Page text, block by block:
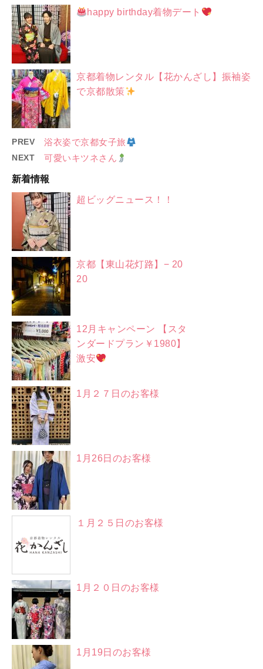
happy birthday着物デート
京都着物レンタル【花かんざし】振袖姿
で京都散策
PREV 浴衣姿で京都女子旅
NEXT 可愛いキツネさん
新着情報
超ビッグニュース！！
京都【東山花灯路】− 20
20
12月キャンペーン 【スタ
ンダードプラン￥1980】
激安
1月２７日のお客様
1月26日のお客様
１月２５日のお客様
1月２０日のお客様
1月19日のお客様